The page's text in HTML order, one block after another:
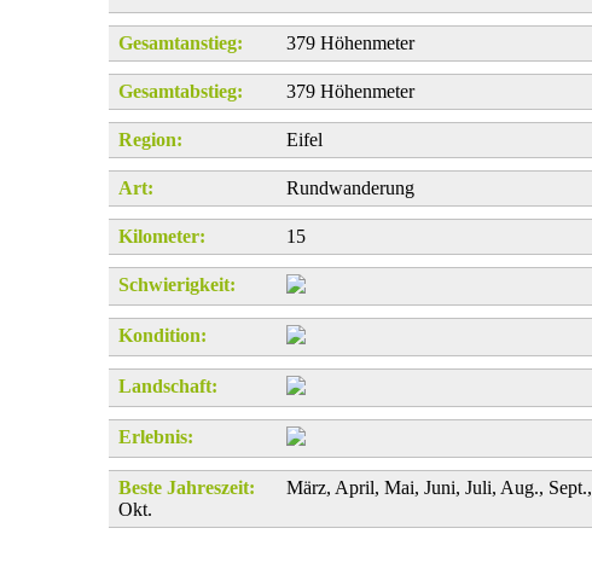
Gesamtanstieg: 379 Höhenmeter
Gesamtabstieg: 379 Höhenmeter
Region: Eifel
Art: Rundwanderung
Kilometer: 15
Schwierigkeit:
Kondition:
Landschaft:
Erlebnis:
Beste Jahreszeit:
März, April, Mai, Juni, Juli, Aug., Sept.,
Okt.